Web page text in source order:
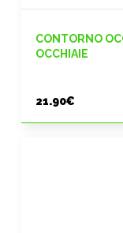
CONTORNO
OCCHIAIE
21.90€